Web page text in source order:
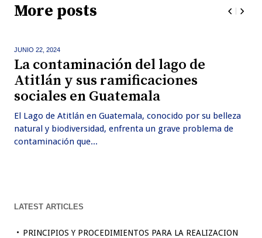
More posts
JUNIO 22,2024
La contaminación del lago de
Atitlán y sus ramificaciones
sociales en Guatemala
El Lago de Atitlán en Guatemala, conocido por su belleza
natural y biodiversidad, enfrenta un grave problema de
contaminación que...
LATEST ARTICLES
PRINCIPIOS Y PROCEDIMIENTOS PARA LA REALIZACION